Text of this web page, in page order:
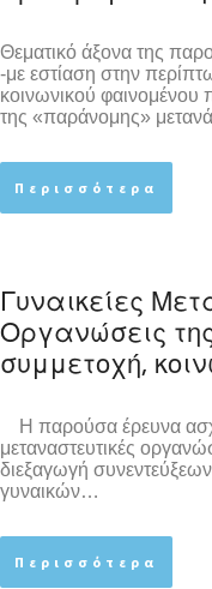
Θεματικό άξονα της
-με εστίαση στην
κοινωνικού
της «παράνομης»
Περισσότερα
Γυναικείες
Οργανώσεις
συμμετοχή,
Η παρούσα έρευνα
μεταναστευτικές
διεξαγωγή
γυναικών…
Περισσότερα